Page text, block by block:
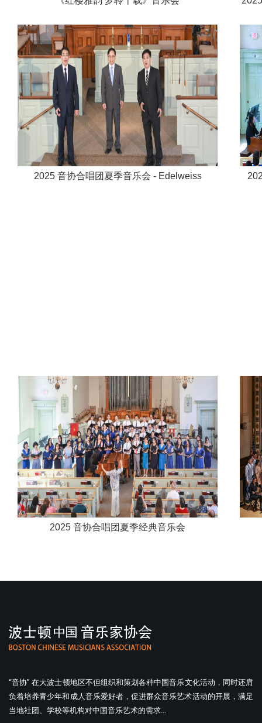
2025 音协合唱团夏季音乐会 - Edelweiss
2025 音协合唱团夏季经典音乐会
“音协” 在大波士顿地区不但组织和策划各种中国音乐文化活动，同时还肩
负着培养青少年和成人音乐爱好者，促进群众音乐艺术活动的开展，满足
当地社团、学校等机构对中国音乐艺术的需求...